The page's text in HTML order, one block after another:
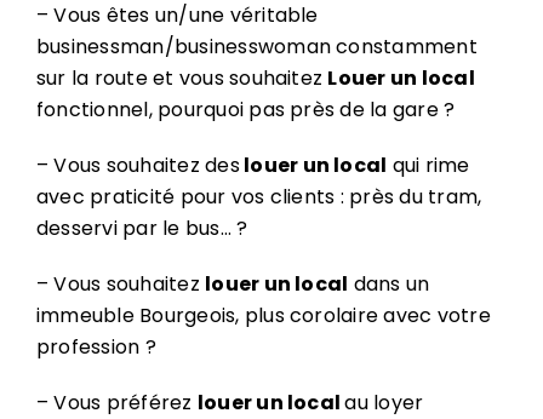
– Vous êtes un/une véritable
businessman/businesswoman constamment
sur la route et vous souhaitez Louer un local
fonctionnel, pourquoi pas près de la gare ?
– Vous souhaitez deslouer un local qui rime
avec praticité pour vos clients : près du tram,
desservi par le bus… ?
– Vous souhaitez louer un local dans un
immeuble Bourgeois, plus corolaire avec votre
profession ?
– Vous préférez louer un localau loyer